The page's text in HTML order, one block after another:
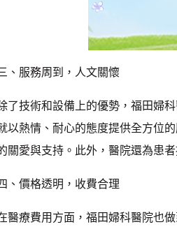
服務周到，人文關懷
技術和設備上的優勢，福田婦科
以熱情、耐心的態度提供全方位
關愛與支持。此外，醫院還為患
價格透明，收費合理
療費用方面，福田婦科醫院也做